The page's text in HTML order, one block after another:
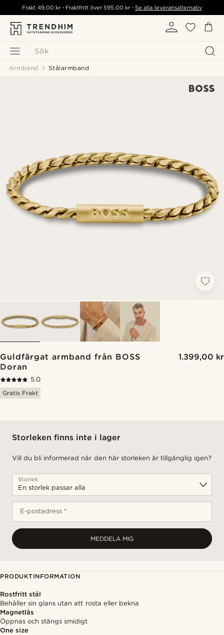
Sök
Frakt 49,00 kr- Fraktfritt över595,00 kr -Se alla leveransalternativ
Armband Stålarmband
Guldfärgat armband från BOSS
Doran
1.399,00 kr
5.0
Gratis Frakt
Storleken finns inte i lager
Vill du bli informerad när den här storleken är tillgänglig igen?
Storlek
E-postadress *
MEDDELA MIG
PRODUKTINFORMATION
Rostfritt stål
Behåller sin glans utan att rosta eller bekna
Magnetlås
Öppnas och stängs smidigt
One size